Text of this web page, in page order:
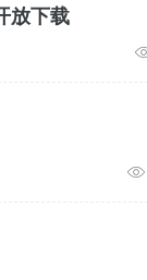
放下载